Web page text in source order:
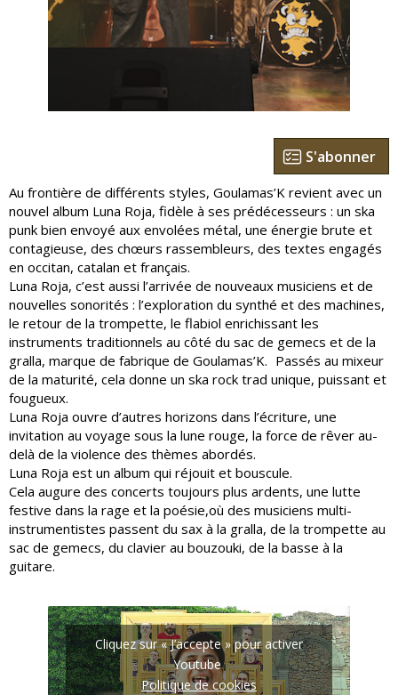
S'abonner
Au frontière de différents styles, Goulamas’K revient avec un
nouvel album Luna Roja, fidèle à ses prédécesseurs : un ska
punk bien envoyé aux envolées métal, une énergie brute et
contagieuse, des chœurs rassembleurs, des textes engagés
en occitan, catalan et français.
Luna Roja, c’est aussi l’arrivée de nouveaux musiciens et de
nouvelles sonorités : l’exploration du synthé et des machines,
le retour de la trompette, le flabiol enrichissant les
instruments traditionnels au côté du sac de gemecs et de la
gralla, marque de fabrique de Goulamas’K. Passés au mixeur
de la maturité, cela donne un ska rock trad unique, puissant et
fougueux.
Luna Roja ouvre d’autres horizons dans l’écriture, une
invitation au voyage sous la lune rouge, la force de rêver au-
delà de la violence des thèmes abordés.
Luna Roja est un album qui réjouit et bouscule.
Cela augure des concerts toujours plus ardents, une lutte
festive dans la rage et la poésie,où des musiciens multi-
instrumentistes passent du sax à la gralla, de la trompette au
sac de gemecs, du clavier au bouzouki, de la basse à la
guitare.
Cliquez sur « J’accepte » pour activer
Youtube
Politique de cookies